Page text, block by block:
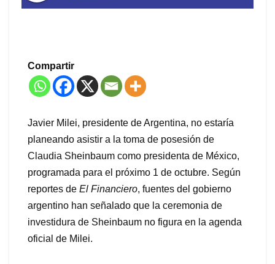
Compartir
Javier Milei, presidente de Argentina, no estaría
planeando asistir a la toma de posesión de
Claudia Sheinbaum como presidenta de México,
programada para el próximo 1 de octubre. Según
reportes de El Financiero, fuentes del gobierno
argentino han señalado que la ceremonia de
investidura de Sheinbaum no figura en la agenda
oficial de Milei.